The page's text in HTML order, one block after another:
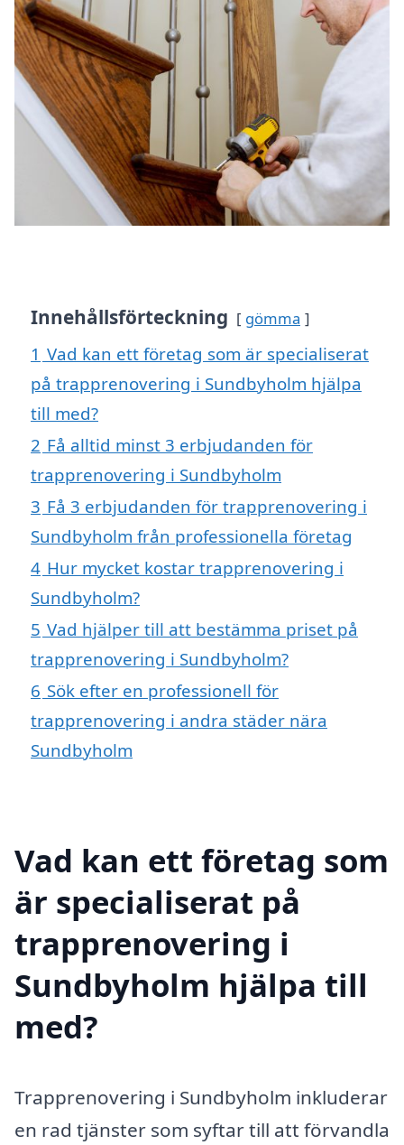
Innehållsförteckning gömma
1 Vad kan ett företag som är specialiserat
på trapprenovering i Sundbyholm hjälpa
till med?
2 Få alltid minst 3 erbjudanden för
trapprenovering i Sundbyholm
3 Få 3 erbjudanden för trapprenovering i
Sundbyholm från professionella företag
4 Hur mycket kostar trapprenovering i
Sundbyholm?
5 Vad hjälper till att bestämma priset på
trapprenovering i Sundbyholm?
6 Sök efter en professionell för
trapprenovering i andra städer nära
Sundbyholm
Vad kan ett företag som
är specialiserat på
trapprenovering i
Sundbyholm hjälpa till
med?
Trapprenovering i Sundbyholm inkluderar
en rad tjänster som syftar till att förvandla